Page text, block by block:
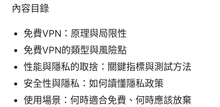
內容目錄
免費VPN：原理與局限性
免費VPN的類型與風險點
性能與隱私的取捨：關鍵指標與測試方法
安全性與隱私：如何讀懂隱私政策
使用場景：何時適合免費、何時應該放棄